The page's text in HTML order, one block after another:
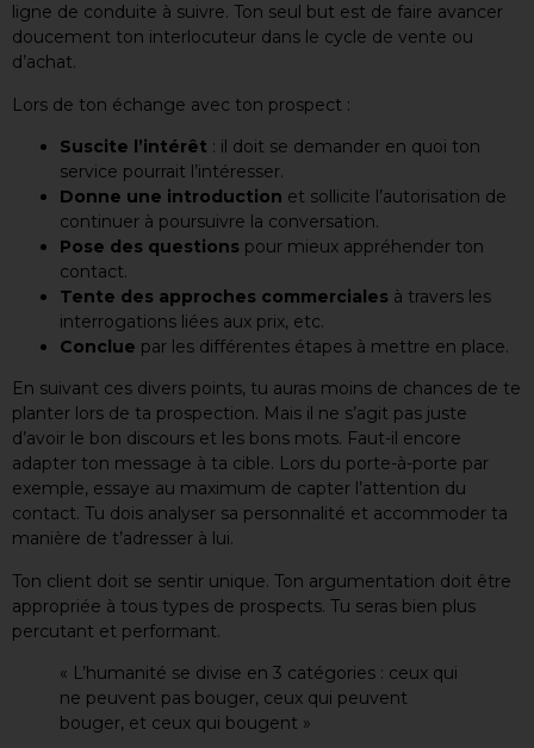
ligne de conduite à suivre. Ton seul but est de faire avancer
doucement ton interlocuteur dans le cycle de vente ou
d’achat.
Lors de ton échange avec ton prospect :
Suscite l’intérêt : il doit se demander en quoi ton
service pourrait l’intéresser.
Donne une introduction et sollicite l’autorisation de
continuer à poursuivre la conversation.
Pose des questions pour mieux appréhender ton
contact.
Tente des approches commerciales à travers les
interrogations liées aux prix, etc.
Conclue par les différentes étapes à mettre en place.
En suivant ces divers points, tu auras moins de chances de te
planter lors de ta prospection. Mais il ne s’agit pas juste
d’avoir le bon discours et les bons mots. Faut-il encore
adapter ton message à ta cible. Lors du porte-à-porte par
exemple, essaye au maximum de capter l’attention du
contact. Tu dois analyser sa personnalité et accommoder ta
manière de t’adresser à lui.
Ton client doit se sentir unique. Ton argumentation doit être
appropriée à tous types de prospects. Tu seras bien plus
percutant et performant.
« L’humanité se divise en 3 catégories : ceux qui
ne peuvent pas bouger, ceux qui peuvent
bouger, et ceux qui bougent »